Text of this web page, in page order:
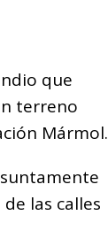
que
terreno
Mármol.
las calles